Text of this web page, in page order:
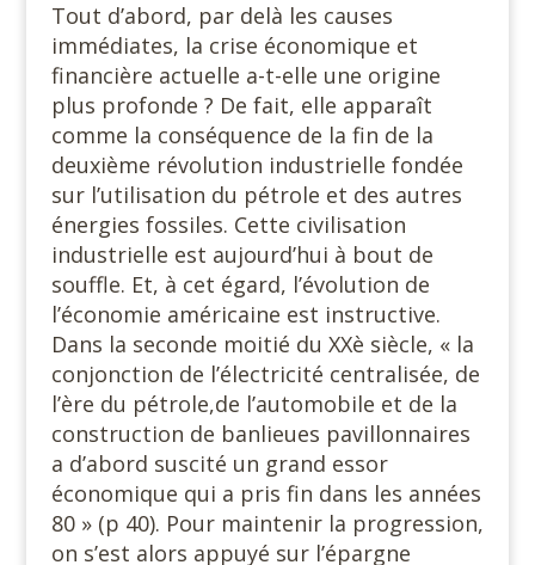
Tout d’abord, par delà les causes
immédiates, la crise économique et
financière actuelle a-t-elle une origine
plus profonde ? De fait, elle apparaît
comme la conséquence de la fin de la
deuxième révolution industrielle fondée
sur l’utilisation du pétrole et des autres
énergies fossiles. Cette civilisation
industrielle est aujourd’hui à bout de
souffle. Et, à cet égard, l’évolution de
l’économie américaine est instructive.
Dans la seconde moitié du XXè siècle, « la
conjonction de l’électricité centralisée, de
l’ère du pétrole,de l’automobile et de la
construction de banlieues pavillonnaires
a d’abord suscité un grand essor
économique qui a pris fin dans les années
80 » (p 40). Pour maintenir la progression,
on s’est alors appuyé sur l’épargne